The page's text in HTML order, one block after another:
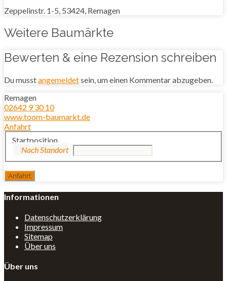
Zeppelinstr. 1-5, 53424, Remagen
Weitere Baumärkte
Bewerten & eine Rezension schreiben
Du musstangemeldetsein, um einen Kommentar abzugeben.
Remagen
02642 9 30 10
www.toom-baumarkt.de
Anfahrt
Startposition
Informationen
Datenschutzerklärung
Impressum
Sitemap
Über uns
Über uns